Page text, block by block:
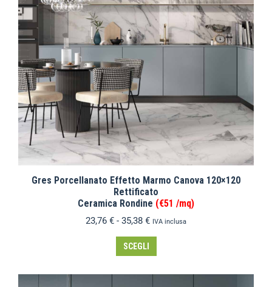
Gres Porcellanato Effetto Marmo Canova 120×120
Rettificato
Ceramica Rondine (€51 /mq)
23,76 € - 35,38 € IVA inclusa
SCEGLI